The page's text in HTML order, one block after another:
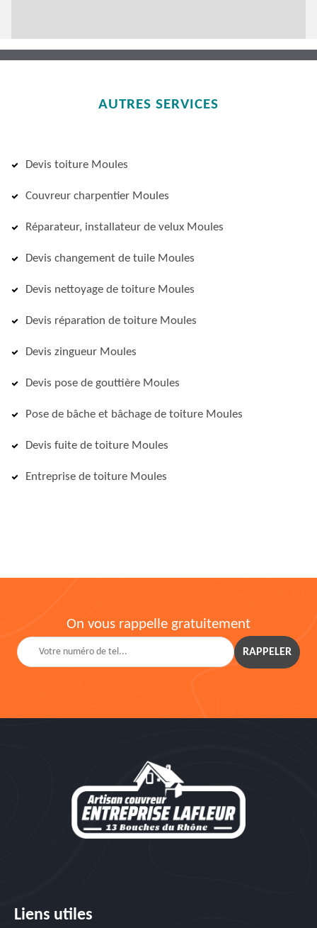
AUTRES SERVICES
Devis toiture Moules
Couvreur charpentier Moules
Réparateur, installateur de velux Moules
Devis changement de tuile Moules
Devis nettoyage de toiture Moules
Devis réparation de toiture Moules
Devis zingueur Moules
Devis pose de gouttière Moules
Pose de bâche et bâchage de toiture Moules
Devis fuite de toiture Moules
Entreprise de toiture Moules
On vous rappelle gratuitement
Liens utiles